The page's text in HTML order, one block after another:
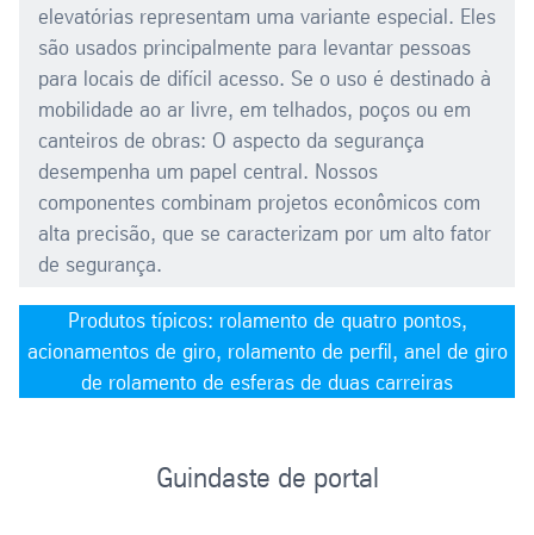
elevatórias representam uma variante especial. Eles
são usados principalmente para levantar pessoas
para locais de difícil acesso. Se o uso é destinado à
mobilidade ao ar livre, em telhados, poços ou em
canteiros de obras: O aspecto da segurança
desempenha um papel central. Nossos
componentes combinam projetos econômicos com
alta precisão, que se caracterizam por um alto fator
de segurança.
Produtos típicos: rolamento de quatro pontos,
acionamentos de giro, rolamento de perfil, anel de giro
de rolamento de esferas de duas carreiras
Guindaste de portal